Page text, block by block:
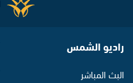
راديو الشمس
البث المباشر